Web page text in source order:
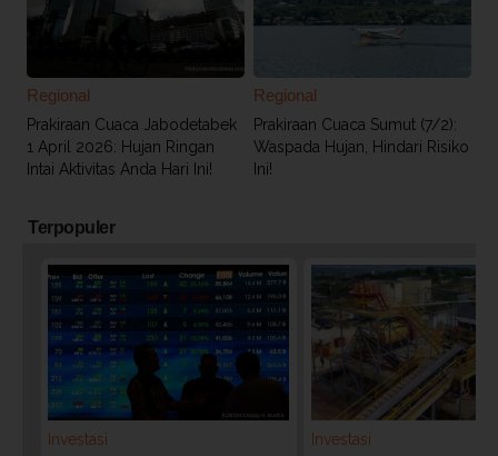
Regional
Prakiraan Cuaca Jabodetabek
1 April 2026: Hujan Ringan
Intai Aktivitas Anda Hari Ini!
Regional
Prakiraan Cuaca Sumut (7/2):
Waspada Hujan, Hindari Risiko
Ini!
Terpopuler
Investasi
Investasi